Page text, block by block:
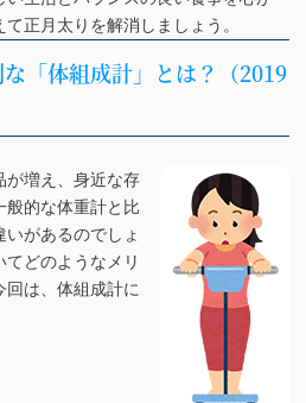
正月太りを解消しましょう。
「体組成計」とは？（2019
が増え、身近な存
般的な体重計と比
があるのでしょ
どのようなメリ
回は、体組成計に